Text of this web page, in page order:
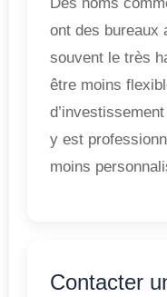
ont des bureaux
souvent le très
être moins
y est
moins
Contacter